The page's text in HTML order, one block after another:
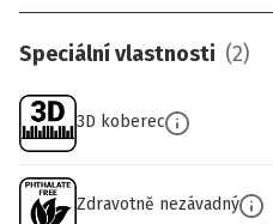
Speciální vlastnosti (2)
3D koberec
Zdravotně nezávadný